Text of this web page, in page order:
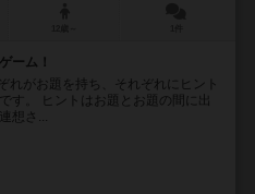
ーム！
れがお題を持ち、それぞれにヒント
す。 ヒントはお題とお題の間に出
想さ...